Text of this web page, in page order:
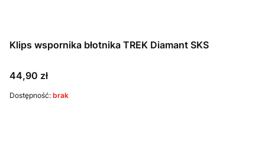
Klips wspornika błotnika TREK Diamant SKS
Cena
44,90 zł
Dostępność: brak